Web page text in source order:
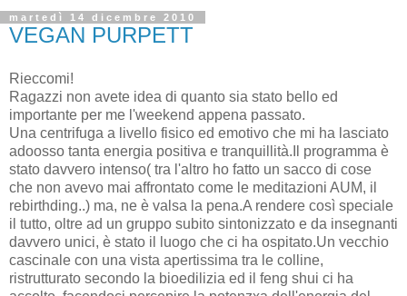
martedì 14 dicembre 2010
VEGAN PURPETT
Rieccomi!
Ragazzi non avete idea di quanto sia stato bello ed
importante per me l'weekend appena passato.
Una centrifuga a livello fisico ed emotivo che mi ha lasciato
adoosso tanta energia positiva e tranquillità.Il programma è
stato davvero intenso( tra l'altro ho fatto un sacco di cose
che non avevo mai affrontato come le meditazioni AUM, il
rebirthding..) ma, ne è valsa la pena.A rendere così speciale
il tutto, oltre ad un gruppo subito sintonizzato e da insegnanti
davvero unici, è stato il luogo che ci ha ospitato.Un vecchio
cascinale con una vista apertissima tra le colline,
ristrutturato secondo la bioedilizia ed il feng shui ci ha